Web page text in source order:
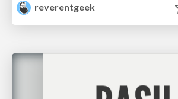
reverentgeek